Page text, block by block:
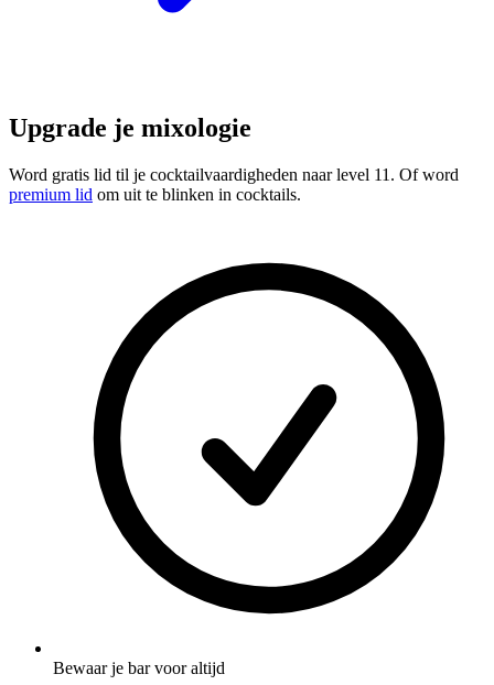
Upgrade je mixologie
Word gratis lid til je cocktailvaardigheden naar level 11. Of word
premium lid om uit te blinken in cocktails.
Bewaar je bar voor altijd